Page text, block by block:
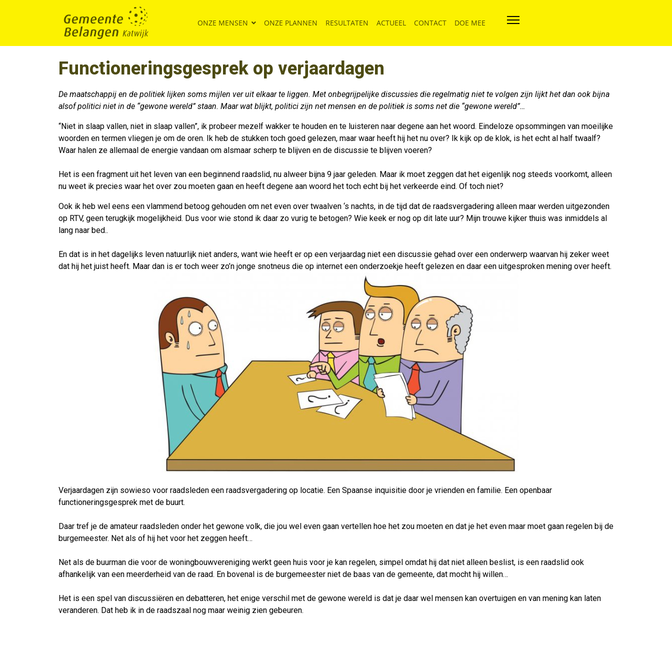
ONZE MENSEN ONZE PLANNEN RESULTATEN ACTUEEL CONTACT DOE MEE
Functioneringsgesprek op verjaardagen
De maatschappij en de politiek lijken soms mijlen ver uit elkaar te liggen. Met onbegrijpelijke discussies die regelmatig niet te volgen zijn lijkt het dan ook bijna
alsof politici niet in de “gewone wereld” staan. Maar wat blijkt, politici zijn net mensen en de politiek is soms net die “gewone wereld”…
“Niet in slaap vallen, niet in slaap vallen”, ik probeer mezelf wakker te houden en te luisteren naar degene aan het woord. Eindeloze opsommingen van moeilijke
woorden en termen vliegen je om de oren. Ik heb de stukken toch goed gelezen, maar waar heeft hij het nu over? Ik kijk op de klok, is het echt al half twaalf?
Waar halen ze allemaal de energie vandaan om alsmaar scherp te blijven en de discussie te blijven voeren?
Het is een fragment uit het leven van een beginnend raadslid, nu alweer bijna 9 jaar geleden. Maar ik moet zeggen dat het eigenlijk nog steeds voorkomt, alleen
nu weet ik precies waar het over zou moeten gaan en heeft degene aan woord het toch echt bij het verkeerde eind. Of toch niet?
Ook ik heb wel eens een vlammend betoog gehouden om net even over twaalven ‘s nachts, in de tijd dat de raadsvergadering alleen maar werden uitgezonden
op RTV, geen terugkijk mogelijkheid. Dus voor wie stond ik daar zo vurig te betogen? Wie keek er nog op dit late uur? Mijn trouwe kijker thuis was inmiddels al
lang naar bed..
En dat is in het dagelijks leven natuurlijk niet anders, want wie heeft er op een verjaardag niet een discussie gehad over een onderwerp waarvan hij zeker weet
dat hij het juist heeft. Maar dan is er toch weer zo’n jonge snotneus die op internet een onderzoekje heeft gelezen en daar een uitgesproken mening over heeft.
Verjaardagen zijn sowieso voor raadsleden een raadsvergadering op locatie. Een Spaanse inquisitie door je vrienden en familie. Een openbaar
functioneringsgesprek met de buurt.
Daar tref je de amateur raadsleden onder het gewone volk, die jou wel even gaan vertellen hoe het zou moeten en dat je het even maar moet gaan regelen bij de
burgemeester. Net als of hij het voor het zeggen heeft…
Net als de buurman die voor de woningbouwvereniging werkt geen huis voor je kan regelen, simpel omdat hij dat niet alleen beslist, is een raadslid ook
afhankelijk van een meerderheid van de raad. En bovenal is de burgemeester niet de baas van de gemeente, dat mocht hij willen…
Het is een spel van discussiëren en debatteren, het enige verschil met de gewone wereld is dat je daar wel mensen kan overtuigen en van mening kan laten
veranderen. Dat heb ik in de raadszaal nog maar weinig zien gebeuren.